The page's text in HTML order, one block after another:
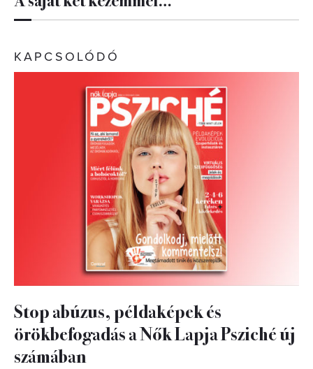
KAPCSOLÓDÓ
Stop abúzus, példaképek és
örökbefogadás a Nők Lapja Psziché új
számában